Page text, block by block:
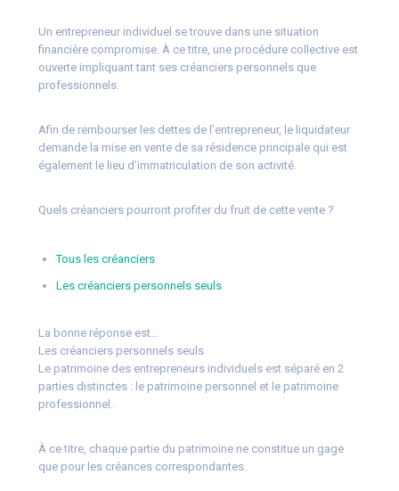
Un entrepreneur individuel se trouve dans une situation
financière compromise. À ce titre, une procédure collective est
ouverte impliquant tant ses créanciers personnels que
professionnels.
Afin de rembourser les dettes de l’entrepreneur, le liquidateur
demande la mise en vente de sa résidence principale qui est
également le lieu d’immatriculation de son activité.
Quels créanciers pourront profiter du fruit de cette vente ?
Tous les créanciers
Les créanciers personnels seuls
La bonne réponse est…
Les créanciers personnels seuls
Le patrimoine des entrepreneurs individuels est séparé en 2
parties distinctes : le patrimoine personnel et le patrimoine
professionnel.
À ce titre, chaque partie du patrimoine ne constitue un gage
que pour les créances correspondantes.